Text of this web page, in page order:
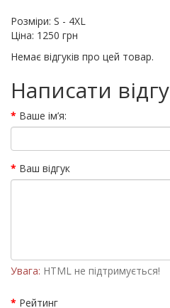
Розміри: S - 4XL
Ціна: 1250 грн
Немає відгуків про цей товар.
Написати
Ваше ім’я:
Ваш відгук
Увага: HTML не підтримується!
Рейтинг